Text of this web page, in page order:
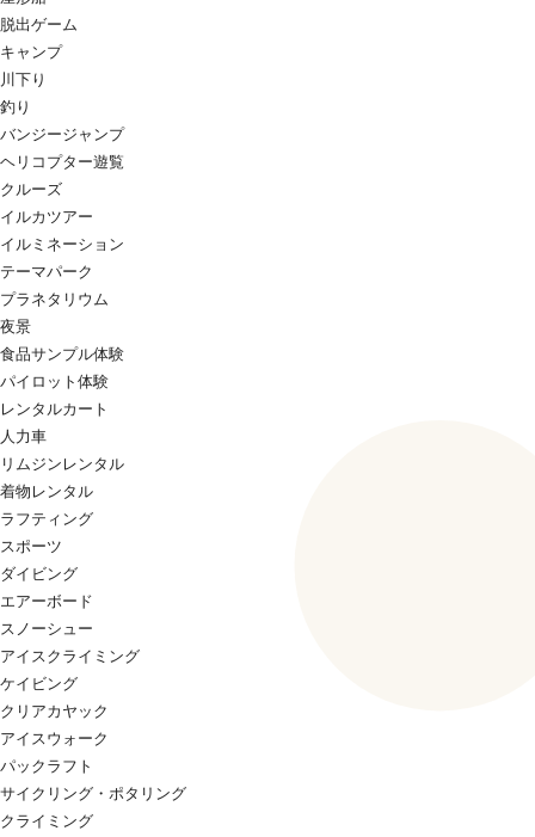
脱出ゲーム
キャンプ
川下り
釣り
バンジージャンプ
ヘリコプター遊覧
クルーズ
イルカツアー
イルミネーション
テーマパーク
プラネタリウム
夜景
食品サンプル体験
パイロット体験
レンタルカート
人力車
リムジンレンタル
着物レンタル
ラフティング
スポーツ
ダイビング
エアーボード
スノーシュー
アイスクライミング
ケイビング
クリアカヤック
アイスウォーク
パックラフト
サイクリング・ポタリング
クライミング